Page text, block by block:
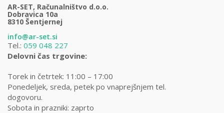
AR-SET, Računalništvo d.o.o.
Dobravica 10a
8310 Šentjernej
info@ar-set.si
Tel.: 059 048 227
Delovni čas trgovine:
Torek in četrtek: 11:00 – 17:00
Ponedeljek, sreda, petek po vnaprejšnjem tel.
dogovoru.
Sobota in prazniki: zaprto